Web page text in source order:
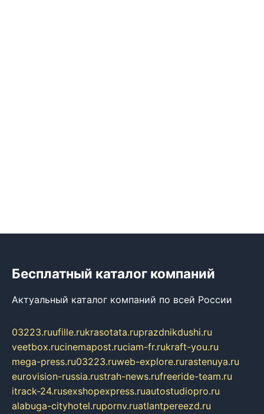
Бесплатный каталог компаний
Актуальный каталог компаний по всей России
03223.ruufille.rukrasotata.ruprazdnikdushi.ru
veetbox.rucinemapost.ruciam-fr.rukraft-you.ru
mega-press.ru03223.ruweb-explore.rurastenuya.ru
eurovision-russia.rustrah-news.rufreeride-team.ru
itrack-24.rusexshopexpress.ruautostudiopro.ru
alabuga-cityhotel.rupornv.ruatlantpereezd.ru